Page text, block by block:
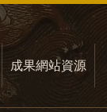
成果網站資源